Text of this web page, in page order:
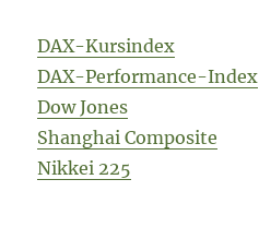
DAX-Kursindex
DAX-Performance-Index
Dow Jones
Shanghai Composite
Nikkei 225